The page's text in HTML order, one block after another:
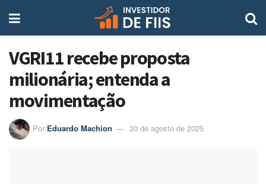
VGRI11 recebe proposta
milionária; entenda a
movimentação
Por:Eduardo Machion 20 de agosto de 2025